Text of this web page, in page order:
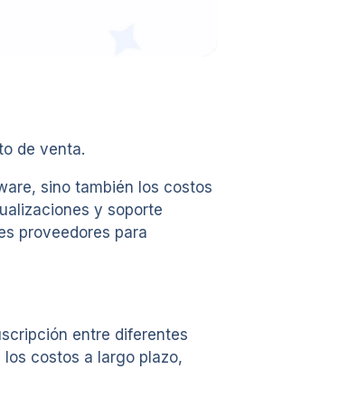
de venta.
sino también los costos
y soporte
proveedores para
entre diferentes
costos a largo plazo,